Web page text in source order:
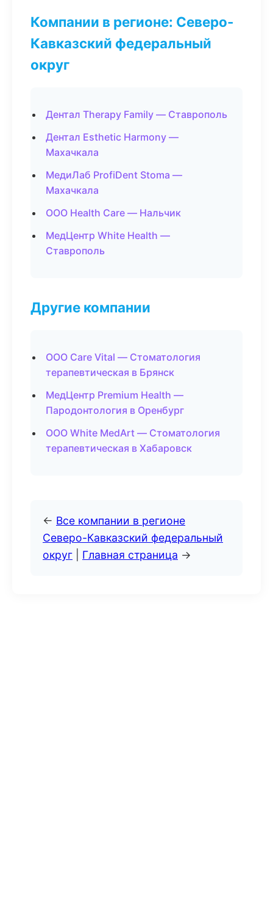
Компании в регионе: Северо-
Кавказский федеральный
округ
Дентал Therapy Family — Ставрополь
Дентал Esthetic Harmony —
Махачкала
МедиЛаб ProfiDent Stoma —
Махачкала
ООО Health Care — Нальчик
МедЦентр White Health —
Ставрополь
Другие компании
ООО Care Vital — Стоматология
терапевтическая в Брянск
МедЦентр Premium Health —
Пародонтология в Оренбург
ООО White MedArt — Стоматология
терапевтическая в Хабаровск
← Все компании в регионе
Северо-Кавказский федеральный
округ
Главная страница →